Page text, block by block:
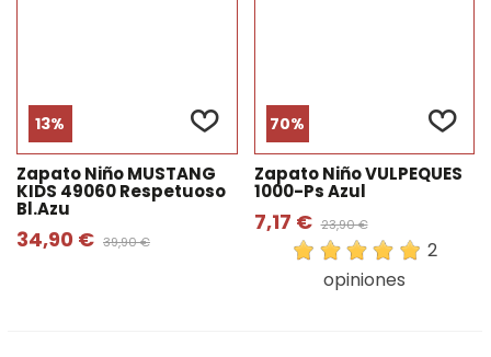
13%
Zapato Niño MUSTANG
KIDS 49060 Respetuoso
Bl.azu
34,90 € 39,90 €
70%
Zapato Niño VULPEQUES
1000-Ps Azul
7,17 € 23,90 €
2
opiniones